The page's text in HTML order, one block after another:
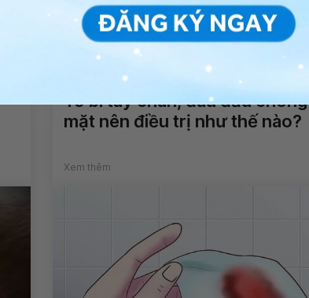
Tê bì tay chân, đau đầu chóng
mặt nên điều trị như thế nào?
Xem thêm